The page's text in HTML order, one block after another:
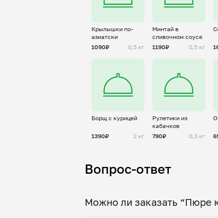
Крылышки по-
азиатски
1090₽
0,5 кг
Минтай в
сливочном соусе
1190₽
0,5 кг
Борщ с курицей
1390₽ 2 кг
Рулетики из
кабачков
790₽
0,3 кг
Вопрос-ответ
Можно ли заказать “Пюре